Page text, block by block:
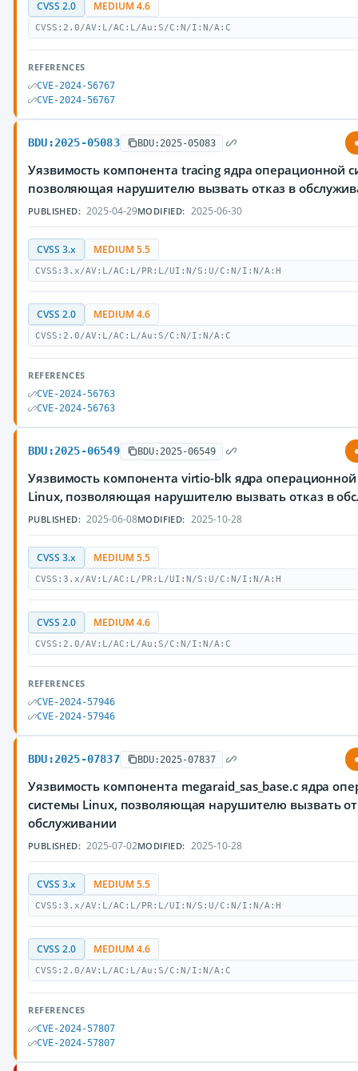
CVSS 2.0 MEDIUM 4.6
CVSS:2.0/AV:L/AC:L/Au:S/C:N/I:N/A:C
REFERENCES
CVE-2024-56767
CVE-2024-56767
BDU:2025-05083 BDU:2025-05083
Уязвимость компонента tracing ядра операционной
позволяющая нарушителю вызвать отказ в
PUBLISHED: 2025-04-29MODIFIED: 2025-06-30
CVSS 3.x MEDIUM 5.5
CVSS:3.x/AV:L/AC:L/PR:L/UI:N/S:U/C:N/I:N/A:H
CVSS 2.0 MEDIUM 4.6
CVSS:2.0/AV:L/AC:L/Au:S/C:N/I:N/A:C
REFERENCES
CVE-2024-56763
CVE-2024-56763
BDU:2025-06549 BDU:2025-06549
Уязвимость компонента virtio-blk ядра
Linux, позволяющая нарушителю вызвать отказ в
PUBLISHED: 2025-06-08MODIFIED: 2025-10-28
CVSS 3.x MEDIUM 5.5
CVSS:3.x/AV:L/AC:L/PR:L/UI:N/S:U/C:N/I:N/A:H
CVSS 2.0 MEDIUM 4.6
CVSS:2.0/AV:L/AC:L/Au:S/C:N/I:N/A:C
REFERENCES
CVE-2024-57946
CVE-2024-57946
BDU:2025-07837 BDU:2025-07837
Уязвимость компонента megaraid_sas_base.c ядра
системы Linux, позволяющая нарушителю вызвать
обслуживании
PUBLISHED: 2025-07-02MODIFIED: 2025-10-28
CVSS 3.x MEDIUM 5.5
CVSS:3.x/AV:L/AC:L/PR:L/UI:N/S:U/C:N/I:N/A:H
CVSS 2.0 MEDIUM 4.6
CVSS:2.0/AV:L/AC:L/Au:S/C:N/I:N/A:C
REFERENCES
CVE-2024-57807
CVE-2024-57807